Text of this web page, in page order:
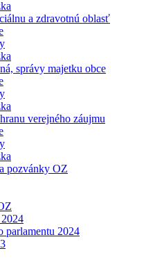
a zdravotnú oblasť
správy majetku obce
verejného záujmu
pozvánky OZ
parlamentu 2024